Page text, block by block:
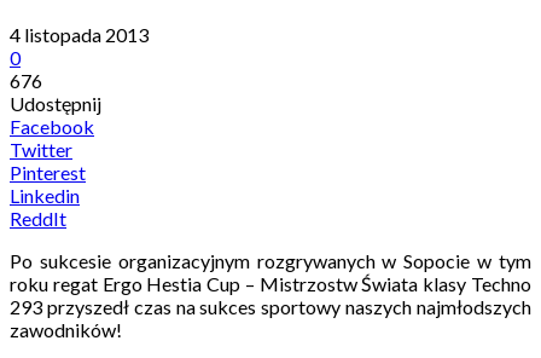
4 listopada 2013
0
676
Udostępnij
Facebook
Twitter
Pinterest
Linkedin
ReddIt
Po sukcesie organizacyjnym rozgrywanych w Sopocie w tym
roku regat Ergo Hestia Cup – Mistrzostw Świata klasy Techno
293 przyszedł czas na sukces sportowy naszych najmłodszych
zawodników!